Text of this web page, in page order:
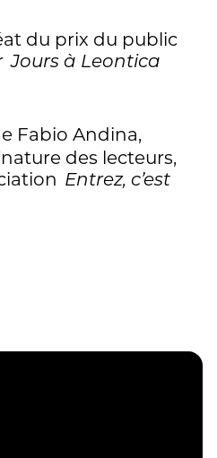
du prix du public
Jours à Leontica
Fabio Andina,
des lecteurs,
Entrez, c’est